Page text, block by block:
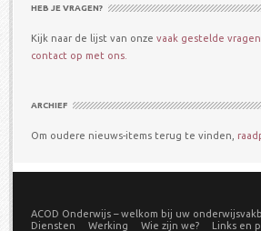
HEB JE VRAGEN?
Kijk naar de lijst van onze vaak gestelde vragen
contact op met ons.
ARCHIEF
Om oudere nieuws-items terug te vinden,
ACOD Onderwijs – welkom bij uw
Diensten
Werking Wie zijn we? Links en